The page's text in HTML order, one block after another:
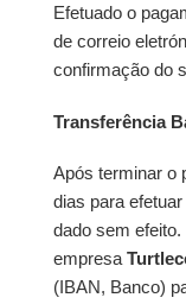
Efetuado o
de correio
confirmação do
Transferência
Após terminar o
dias para
dado sem
empresa
(IBAN, Banco)